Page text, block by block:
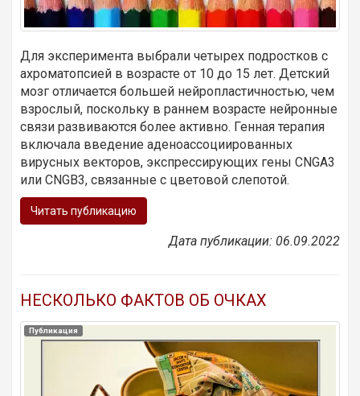
Для эксперимента выбрали четырех подростков с
ахроматопсией в возрасте от 10 до 15 лет. Детский
мозг отличается большей нейропластичностью, чем
взрослый, поскольку в раннем возрасте нейронные
связи развиваются более активно. Генная терапия
включала введение аденоассоциированных
вирусных векторов, экспрессирующих гены CNGA3
или CNGB3, связанные с цветовой слепотой.
Читать публикацию
Дата публикации: 06.09.2022
НЕСКОЛЬКО ФАКТОВ ОБ ОЧКАХ
Публикация